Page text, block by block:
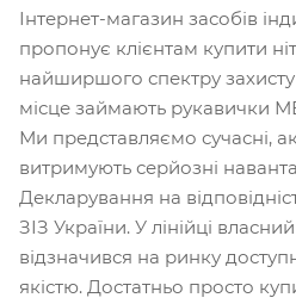
Інтернет-магазин засобів
пропонує клієнтам купити
найширшого спектру
місце займають рукавички
Ми представляємо сучасні,
витримують серйозні
Декларування на
ЗІЗ України. У лінійці
відзначився на ринку
якістю. Достатньо просто